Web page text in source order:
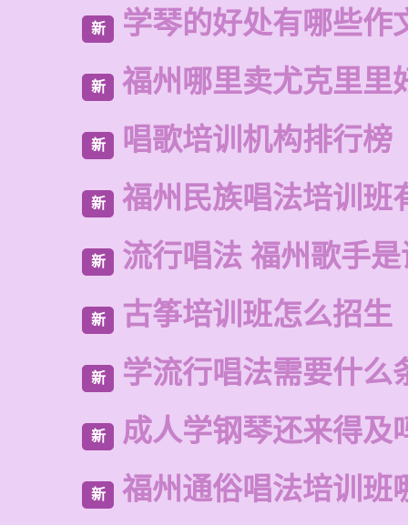
新 学琴的好处有哪些作
新 福州哪里卖尤克里里
新 唱歌培训机构排行榜
新 福州民族唱法培训班
新 流行唱法 福州歌手
新 古筝培训班怎么招生
新 学流行唱法需要什么
新 成人学钢琴还来得及
新 福州通俗唱法培训班